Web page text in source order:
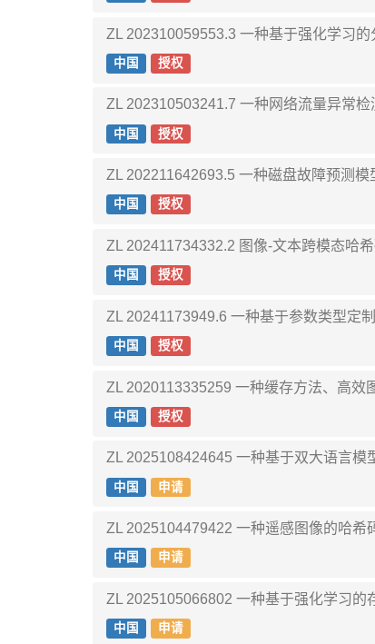
ZL 202310059553.3 一种基于强化学习
中国 授权
ZL 202310503241.7 一种网络流量异常
中国 授权
ZL 202211642693.5 一种磁盘故障预测
中国 授权
ZL 202411734332.2 图像-文本跨模态哈
中国 授权
ZL 20241173949.6 一种基于参数类型定
中国 授权
ZL 2020113335259 一种缓存方法、高效
中国 授权
ZL 2025108424645 一种基于双大语言模
中国 申请
ZL 2025104479422 一种遥感图像的哈希
中国 申请
ZL 2025105066802 一种基于强化学习的
中国 申请